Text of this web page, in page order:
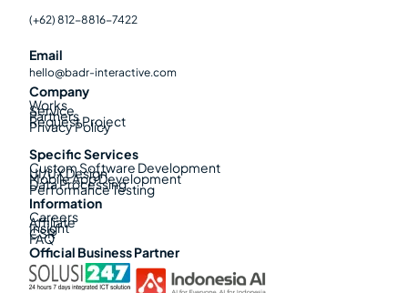
(+62) 812-8816-7422
Email
hello@badr-interactive.com
Company
Works
Service
Partners
Request Project
Privacy Policy
Specific Services
Custom Software Development
UI/UX Design
Mobile App Development
Data Processing
Performance Testing
Information
Careers
Affiliate
Insight
CSR
FAQ
Official Business Partner